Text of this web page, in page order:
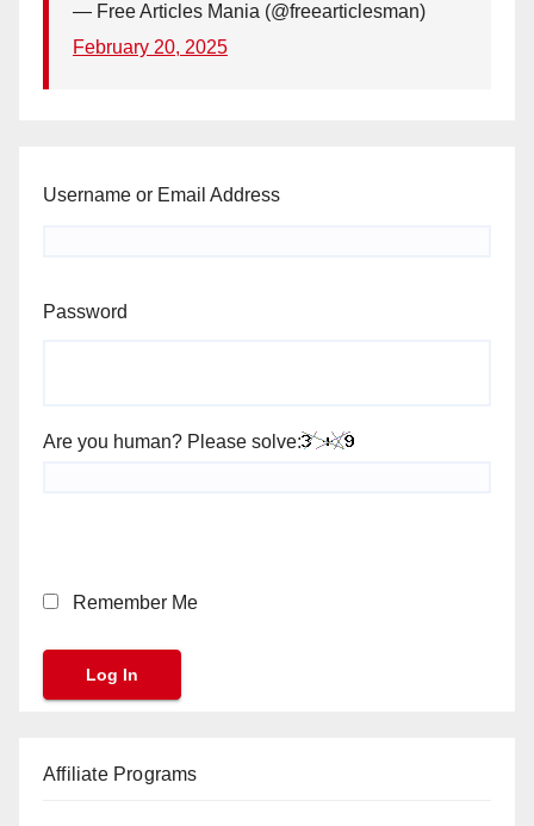
— Free Articles Mania (@freearticlesman)
February 20, 2025
Username or Email Address
Password
Are you human? Please solve:
Remember Me
Affiliate Programs